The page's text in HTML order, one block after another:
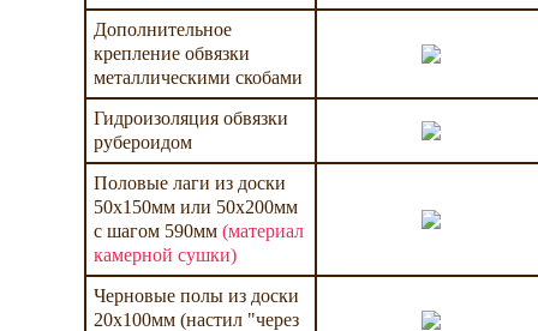
Дополнительное
крепление обвязки
металлическими скобами
Гидроизоляция обвязки
рубероидом
Половые лаги из доски
50х150мм или 50х200мм
с шагом 590мм (материал
камерной сушки)
Черновые полы из доски
20х100мм (настил "через